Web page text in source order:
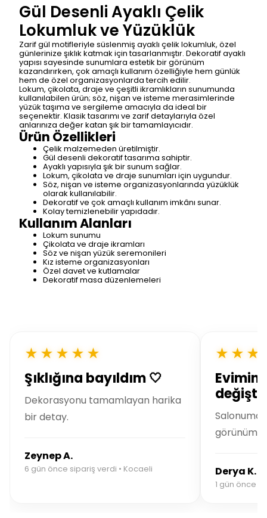
Gül Desenli Ayaklı Çelik
Lokumluk ve Yüzüklük
Zarif gül motifleriyle süslenmiş ayaklı çelik lokumluk, özel
günlerinize şıklık katmak için tasarlanmıştır. Dekoratif ayaklı
yapısı sayesinde sunumlara estetik bir görünüm
kazandırırken, çok amaçlı kullanım özelliğiyle hem günlük
hem de özel organizasyonlarda tercih edilir.
Lokum, çikolata, draje ve çeşitli ikramlıkların sunumunda
kullanılabilen ürün; söz, nişan ve isteme merasimlerinde
yüzük taşıma ve sergileme amacıyla da ideal bir
seçenektir. Klasik tasarımı ve zarif detaylarıyla özel
anlarınıza değer katan şık bir tamamlayıcıdır.
Ürün Özellikleri
Çelik malzemeden üretilmiştir.
Gül desenli dekoratif tasarıma sahiptir.
Ayaklı yapısıyla şık bir sunum sağlar.
Lokum, çikolata ve draje sunumları için uygundur.
Söz, nişan ve isteme organizasyonlarında yüzüklük
olarak kullanılabilir.
Dekoratif ve çok amaçlı kullanım imkânı sunar.
Kolay temizlenebilir yapıdadır.
Kullanım Alanları
Lokum sunumu
Çikolata ve draje ikramları
Söz ve nişan yüzük seremonileri
Kız isteme organizasyonları
Özel davet ve kutlamalar
Dekoratif masa düzenlemeleri
★★★★★
Şıklığına bayıldım 🤍
Dekorasyonu tamamlayan harika
bir detay.
Zeynep A.
6 gün önce sipariş verdi • Kocaeli
Evimin
Salonuma
görünüm
Derya K.
1 gün önce